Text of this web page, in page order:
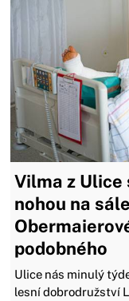
Vilma z Ulice
nohou na
podobného
Ulice nás minulý
lesní dobrodružství